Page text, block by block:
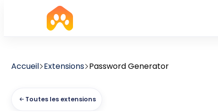
Accueil Extensions Password Generator
Toutes les extensions